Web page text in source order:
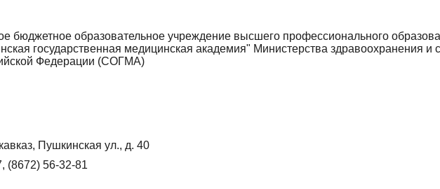
бюджетное образовательное учреждение высшего профессионального
государственная медицинская академия" Министерства здравоохранения и
Федерации (СОГМА)
Пушкинская ул., д. 40
(8672) 56-32-81